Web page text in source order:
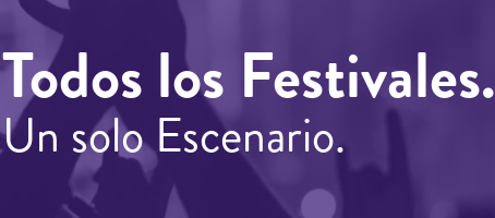
Todos los Festivales.
Un solo Escenario.